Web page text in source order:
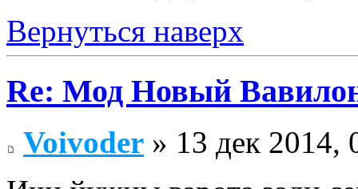
Вернуться наверх
Re: Мод Новый
Voivoder » 13 дек 2014,